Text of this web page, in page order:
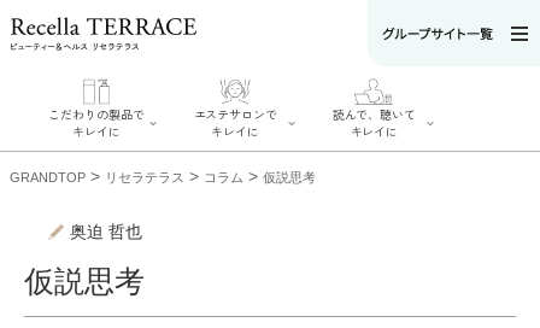
こだわりの製品で
キレイに
こだわりの製品
エステサロンで
キレイに
キレイに
読んで、聴いて
キレイに
GRANDTOP > リセラテラス > コラム > 仮説思考
奥迫 哲也
仮説思考